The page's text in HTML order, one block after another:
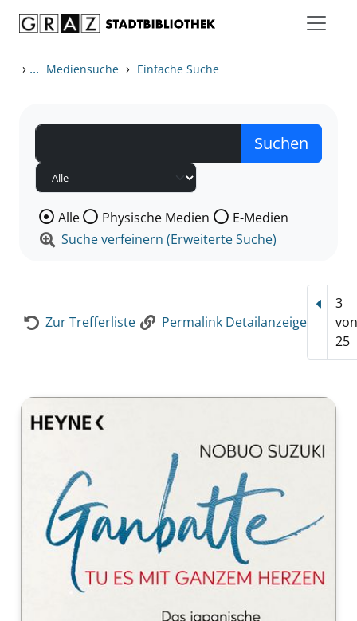
› ... Mediensuche › Einfache Suche
Wählen Sie die Medienart nach der Sie suchen wollen.
Alle Physische Medien
E-Medien
Suche verfeinern (Erweiterte Suche)
Zur Trefferliste Permalink Detailanzeige
3
25